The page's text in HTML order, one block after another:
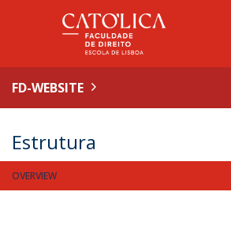
FD-WEBSITE
Estrutura
OVERVIEW